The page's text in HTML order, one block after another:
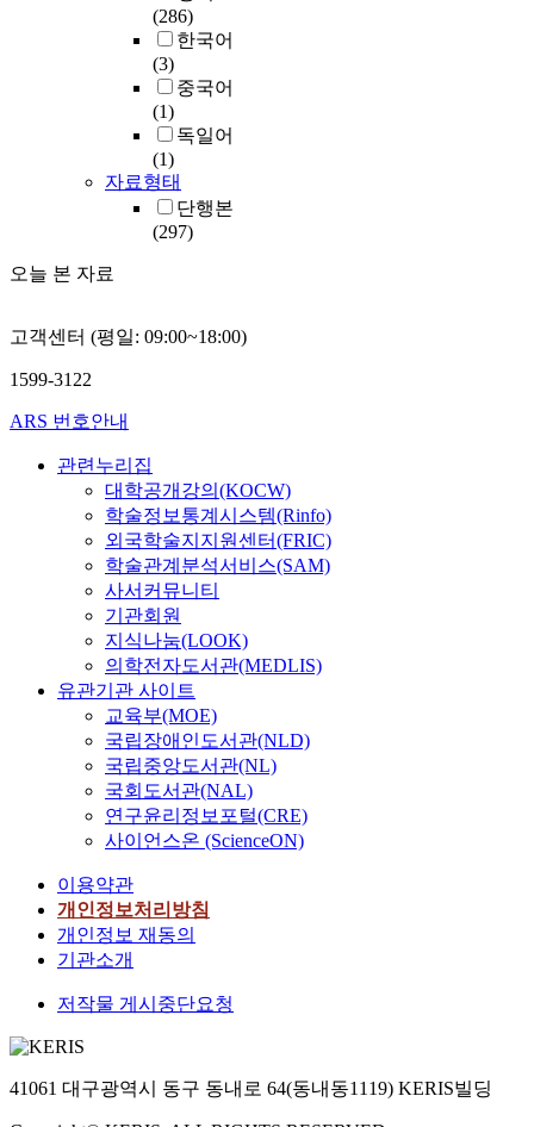
(286)
한국어
(3)
중국어
(1)
독일어
(1)
자료형태
단행본
(297)
오늘 본 자료
고객센터 (평일: 09:00~18:00)
1599-3122
ARS 번호안내
관련누리집
대학공개강의(KOCW)
학술정보통계시스템(Rinfo)
외국학술지지원센터(FRIC)
학술관계분석서비스(SAM)
사서커뮤니티
기관회원
지식나눔(LOOK)
의학전자도서관(MEDLIS)
유관기관 사이트
교육부(MOE)
국립장애인도서관(NLD)
국립중앙도서관(NL)
국회도서관(NAL)
연구윤리정보포털(CRE)
사이언스온 (ScienceON)
이용약관
개인정보처리방침
개인정보 재동의
기관소개
저작물 게시중단요청
41061 대구광역시 동구 동내로 64(동내동1119) KERIS빌딩